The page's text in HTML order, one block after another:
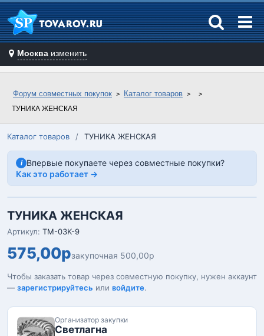
Москва изменить
Форум совместных покупок Каталог товаров
ТУНИКА ЖЕНСКАЯ
Каталог товаров / ТУНИКА ЖЕНСКАЯ
i Впервые покупаете через совместные покупки?
Как это работает →
ТУНИКА ЖЕНСКАЯ
Артикул: TM-03K-9
575,00рзакупочная 500,00р
Чтобы заказать товар через совместную покупку, нужен аккаунт
— зарегистрируйтесь или войдите.
Организатор закупки
Светлагна